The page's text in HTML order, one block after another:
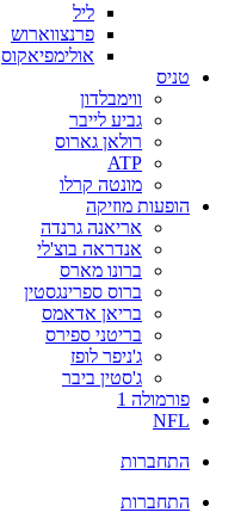
ליל
פרנצווארוש
אולימפיאקוס
טניס
ווימבלדון
גביע לייבר
רולאן גארוס
ATP
מונטה קרלו
הופעות מוזיקה
אריאנה גרנדה
אנדראה בוצ'לי
ברונו מארס
ברוס ספרינגסטין
בריאן אדאמס
בריטני ספירס
ג'ניפר לופז
ג'סטין ביבר
פורמולה 1
NFL
התחברות
התחברות